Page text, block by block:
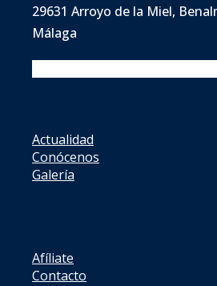
29631 Arroyo de la Miel,
Málaga
Actualidad
Conócenos
Galería
Afíliate
Contacto